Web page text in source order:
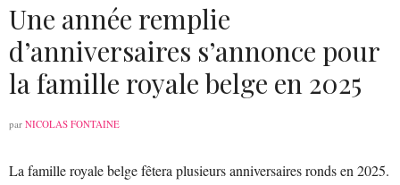
Une année remplie
d’anniversaires s’annonce pour
la famille royale belge en 2025
par NICOLAS FONTAINE
La famille royale belge fêtera plusieurs anniversaires ronds en 2025.